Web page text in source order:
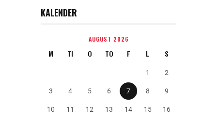
KALENDER
AUGUST 2026
M TI O TO F L S
1 2
3 4 5 6 7 8 9
10 11 12 13 14 15 16